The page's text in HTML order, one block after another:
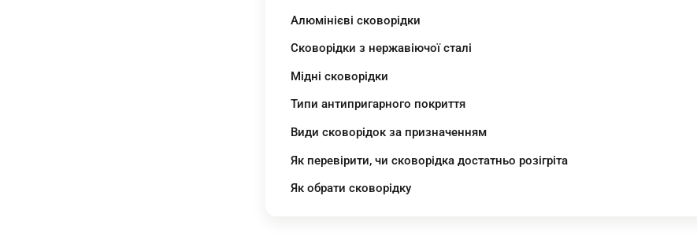
Алюмінієві сковорідки
Сковорідки з нержавіючої сталі
Мідні сковорідки
Типи антипригарного покриття
Види сковорідок за призначенням
Як перевірити, чи сковорідка достатньо розігріта
Як обрати сковорідку